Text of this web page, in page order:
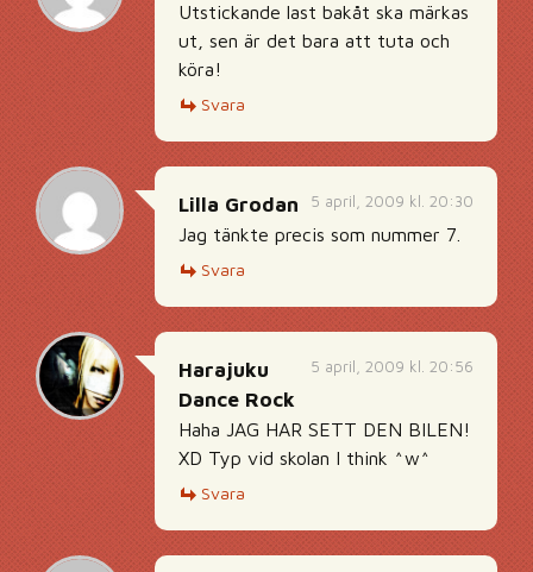
Utstickande last bakåt ska märkas
ut, sen är det bara att tuta och
köra!
Svara
5 april, 2009 kl. 20:30
Lilla Grodan
Jag tänkte precis som nummer 7.
Svara
5 april, 2009 kl. 20:56
Harajuku
Dance Rock
Haha JAG HAR SETT DEN BILEN!
XD Typ vid skolan I think ^w^
Svara